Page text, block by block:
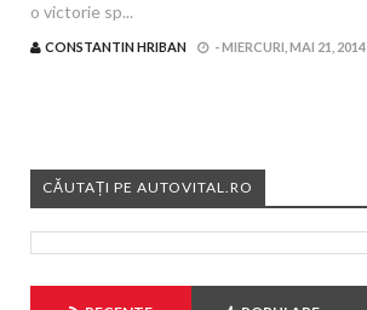
o victorie sp...
CONSTANTIN HRIBAN -MIERCURI, MAI 21, 2014
CĂUTAȚI PE AUTOVITAL.RO